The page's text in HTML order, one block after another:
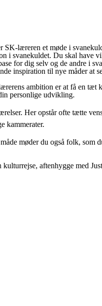
SK-læreren et møde i
i svanekuldet. Du skal have
for dig selv og de andre i
inspiration til nye måder at
ambition er at få en tæt
personlige udvikling.
Her opstår ofte tætte
kammerater.
møder du også folk, som
aftenhygge med